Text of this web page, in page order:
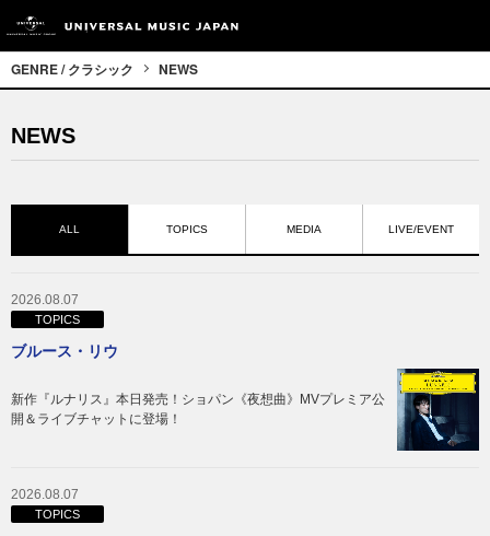
GENRE / クラシック NEWS
NEWS
ALL TOPICS MEDIA LIVE/EVENT
2026.08.07
TOPICS
ブルース・リウ
新作『ルナリス』本日発売！ショパン《夜想曲》MVプレミア公
開＆ライブチャットに登場！
2026.08.07
TOPICS